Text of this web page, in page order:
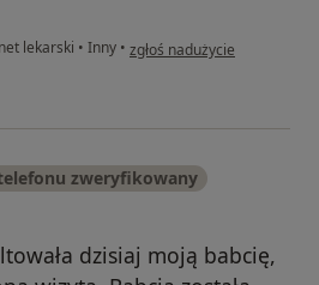
lekarski • Inny • w opinii użytkownika Jacek
zgłoś nadużycie
zweryfikowany
dzisiaj moją babcię,